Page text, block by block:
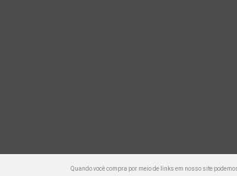
Quando você compra por meio de links em nosso site